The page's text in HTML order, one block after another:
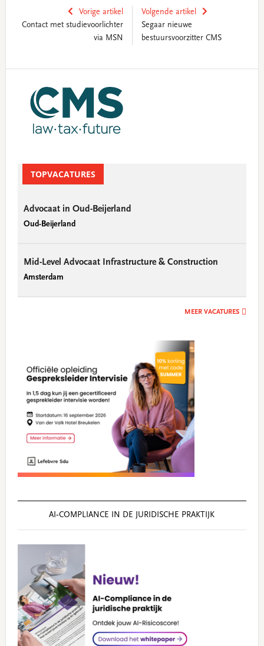
Vorige artikel
Contact met studievoorlichter
via MSN
Volgende artikel
Segaar nieuwe
bestuursvoorzitter CMS
Sidebar
TOPVACATURES
Advocaat in Oud-Beijerland
Oud-Beijerland
Mid-Level Advocaat Infrastructure & Construction
Amsterdam
MEER VACATURES
AI‑COMPLIANCE IN DE JURIDISCHE PRAKTIJK